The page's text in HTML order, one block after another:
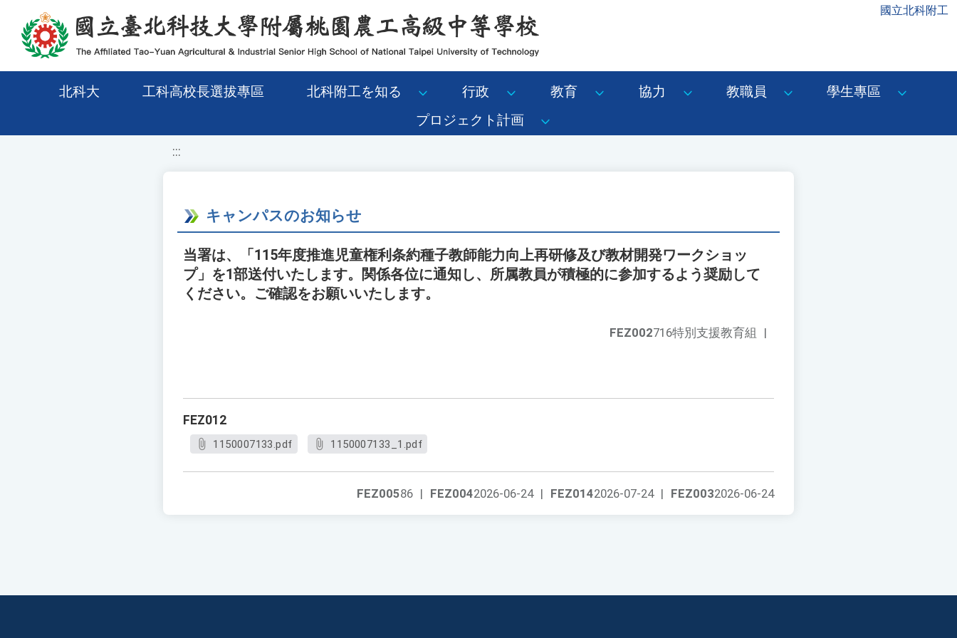
移至網頁之主要內容區位置 國立北科附工
北科大 工科高校長選拔專區 北科附工を知る 行政 教育 協力 教職員
學生專區
プロジェクト計画
:::
キャンパスのお知らせ
当署は、「115年度推進児童権利条約種子教師能力向上再研修及び教材開発ワークショッ
プ」を1部送付いたします。関係各位に通知し、所属教員が積極的に参加するよう奨励して
ください。ご確認をお願いいたします。
FEZ002716特別支援教育組 |
FEZ012
1150007133.pdf 1150007133_1.pdf
FEZ0032026-06-24
FEZ0142026-07-24 |
FEZ0042026-06-24 |
FEZ00586 |